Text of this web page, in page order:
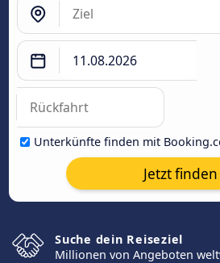
Unterkünfte finden mit
Jetzt finden
Suche dein Reiseziel
Millionen von Angeboten